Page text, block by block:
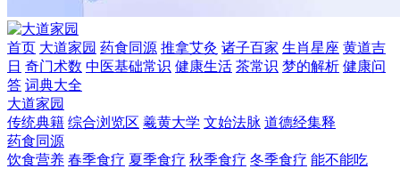
首页 大道家园 药食同源 推拿艾灸 诸子百家 生肖星座 黄道吉
日 奇门术数 中医基础常识 健康生活 茶常识 梦的解析 健康问
答 词典大全
大道家园
传统典籍 综合浏览区 羲黄大学 文始法脉 道德经集释
药食同源
饮食营养 春季食疗 夏季食疗 秋季食疗 冬季食疗 能不能吃